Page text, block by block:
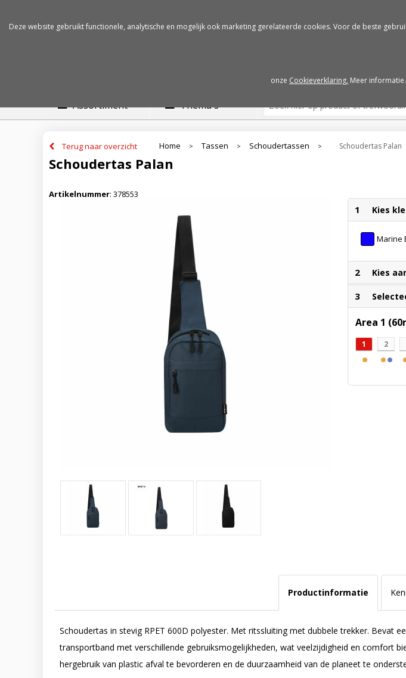
Assortiment Thema's
Terug naar overzicht Home > Tassen > Schoudertassen > Schoudertas Palan
Schoudertas Palan
Artikelnummer: 378553
1 Kies
Marine
2 Kies
3
Area 1
1 2
Productinformatie
Schoudertas in stevig RPET 600D polyester. Met ritssluiting met dubbele trekker. Bevat
transportband met verschillende gebruiksmogelijkheden, wat veelzijdigheid en comfort
hergebruik van plastic afval te bevorderen en de duurzaamheid van de planeet te
Deze website gebruikt functionele, analytische en mogelijk ook marketing gerelateerde cookies. Voor de beste
onze Cookieverklaring. Meer informatie.